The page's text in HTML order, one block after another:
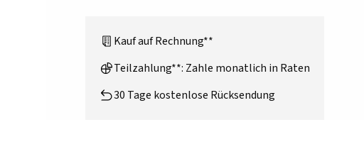
Kauf auf Rechnung**
Teilzahlung**: Zahle monatlich in Raten
30 Tage kostenlose Rücksendung